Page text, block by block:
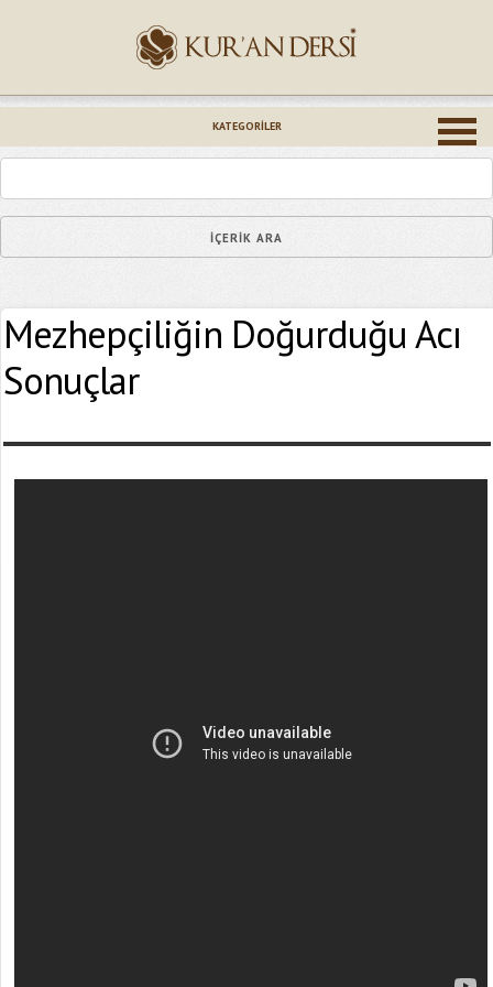
KATEGORILER
Mezhepçiliğin Doğurduğu Acı
Sonuçlar
Epostanız (*)
Yaşadığınız Hatanın Ayrıntıları